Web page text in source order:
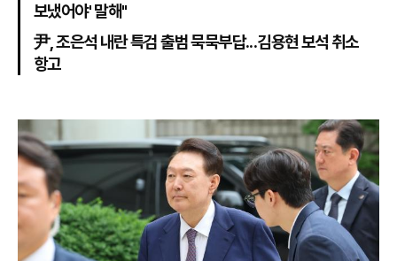
보냈어야' 말해"
尹, 조은석 내란 특검 출범 묵묵부답...김용현 보석 취소
항고